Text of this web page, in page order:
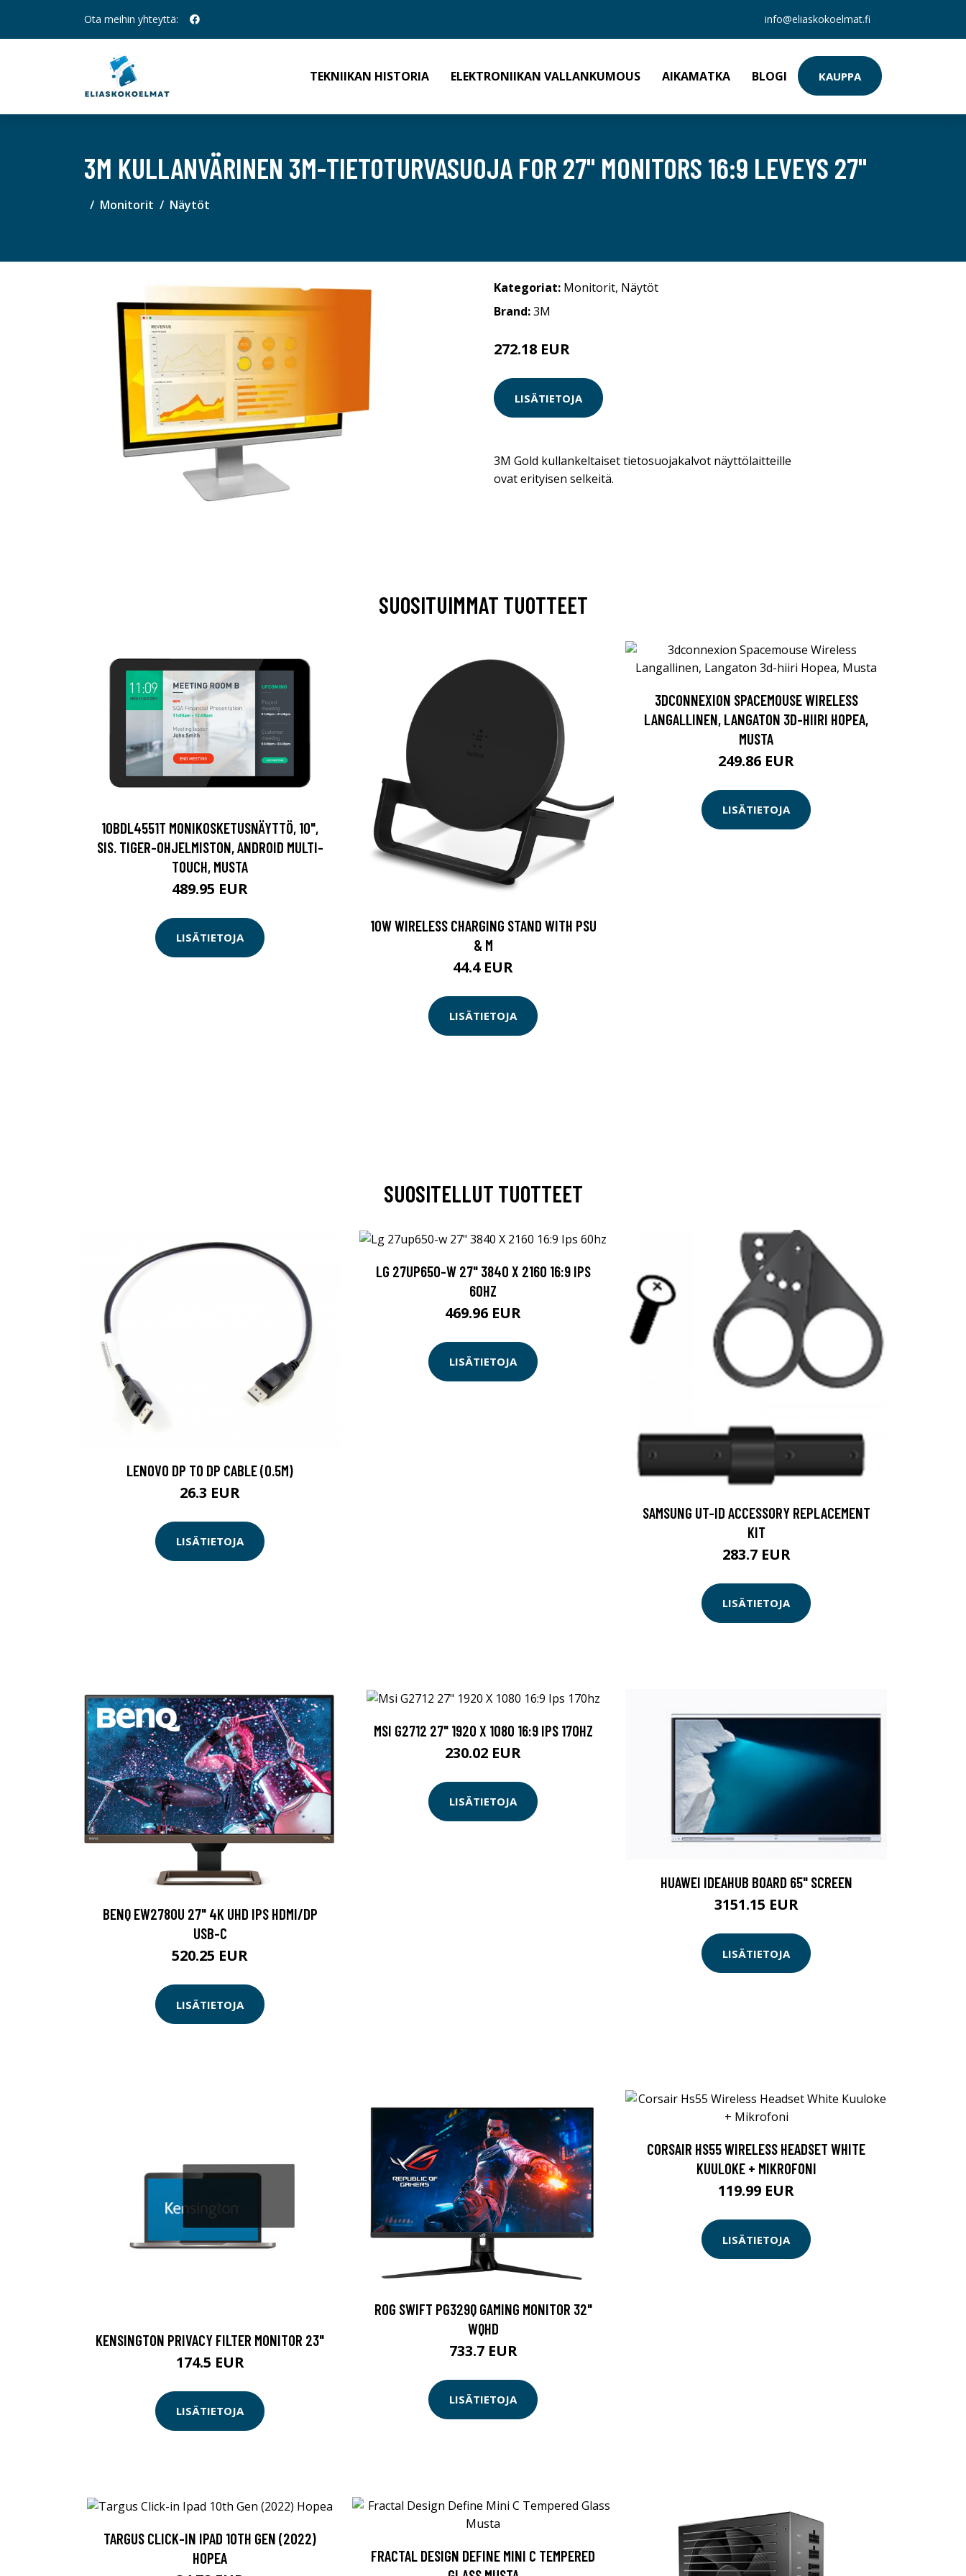
Ota meihin yhteyttä: info@eliaskokoelmat.fi
TEKNIIKAN HISTORIA ELEKTRONIIKAN VALLANKUMOUS AIKAMATKA BLOGI KAUPPA
3M KULLANVÄRINEN 3M-TIETOTURVASUOJA FOR 27" MONITORS 16:9 LEVEYS 27"
Monitorit Näytöt
Kategoriat: Monitorit, Näytöt
Brand:3M
272.18 EUR
LISÄTIETOJA
3M Gold kullankeltaiset tietosuojakalvot näyttölaitteille
ovat erityisen selkeitä.
SUOSITUIMMAT TUOTTEET
10BDL4551T MONIKOSKETUSNÄYTTÖ, 10",
SIS. TIGER-OHJELMISTON, ANDROID MULTI-
TOUCH, MUSTA
489.95 EUR
LISÄTIETOJA
10W WIRELESS CHARGING STAND WITH PSU
& M
44.4 EUR
LISÄTIETOJA
3DCONNEXION SPACEMOUSE WIRELESS
LANGALLINEN, LANGATON 3D-HIIRI HOPEA,
MUSTA
249.86 EUR
LISÄTIETOJA
SUOSITELLUT TUOTTEET
LENOVO DP TO DP CABLE (0.5M)
26.3 EUR
LISÄTIETOJA
LG 27UP650-W 27" 3840 X 2160 16:9 IPS
60HZ
469.96 EUR
LISÄTIETOJA
SAMSUNG UT-ID ACCESSORY REPLACEMENT
KIT
283.7 EUR
LISÄTIETOJA
BENQ EW2780U 27" 4K UHD IPS HDMI/DP
USB-C
520.25 EUR
LISÄTIETOJA
MSI G2712 27" 1920 X 1080 16:9 IPS 170HZ
230.02 EUR
LISÄTIETOJA
HUAWEI IDEAHUB BOARD 65" SCREEN
3151.15 EUR
LISÄTIETOJA
KENSINGTON PRIVACY FILTER MONITOR 23"
174.5 EUR
LISÄTIETOJA
ROG SWIFT PG329Q GAMING MONITOR 32"
WQHD
733.7 EUR
LISÄTIETOJA
CORSAIR HS55 WIRELESS HEADSET WHITE
KUULOKE + MIKROFONI
119.99 EUR
LISÄTIETOJA
TARGUS CLICK-IN IPAD 10TH GEN (2022)
HOPEA
FRACTAL DESIGN DEFINE MINI C TEMPERED